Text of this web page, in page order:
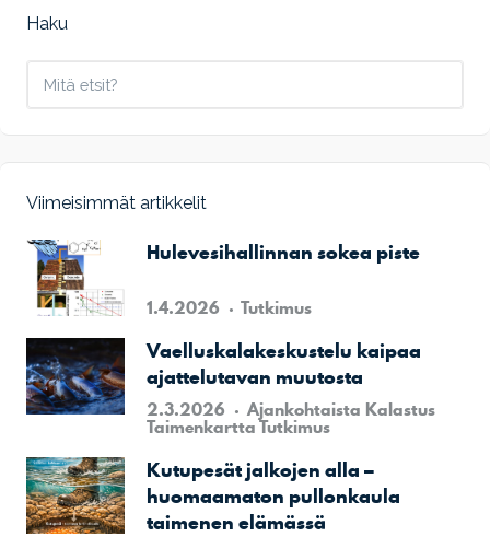
Haku
Viimeisimmät artikkelit
Hulevesihallinnan sokea piste
1.4.2026 Tutkimus
Vaelluskalakeskustelu kaipaa
ajattelutavan muutosta
2.3.2026 Ajankohtaista Kalastus
TaimenkarttaTutkimus
Kutupesät jalkojen alla –
huomaamaton pullonkaula
taimenen elämässä